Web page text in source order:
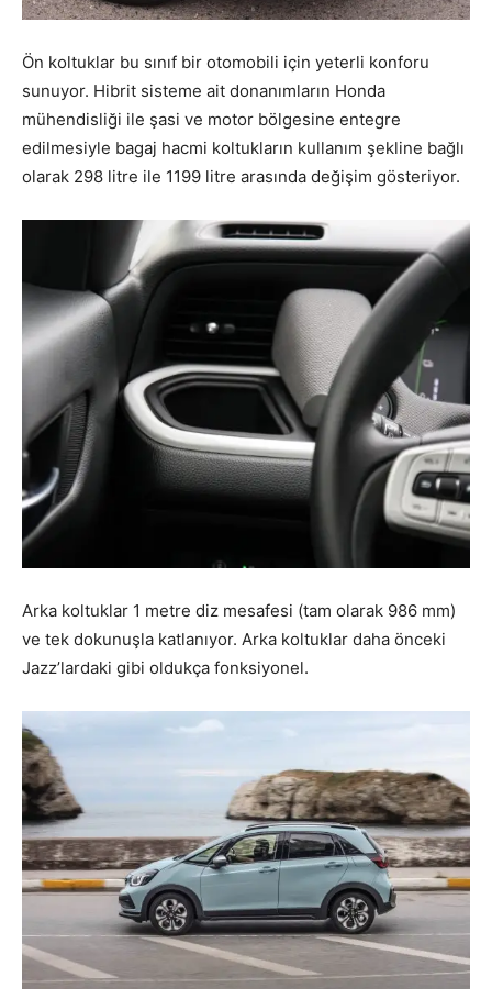
Ön koltuklar bu sınıf bir otomobili için yeterli konforu
sunuyor. Hibrit sisteme ait donanımların Honda
mühendisliği ile şasi ve motor bölgesine entegre
edilmesiyle bagaj hacmi koltukların kullanım şekline bağlı
olarak 298 litre ile 1199 litre arasında değişim gösteriyor.
Arka koltuklar 1 metre diz mesafesi (tam olarak 986 mm)
ve tek dokunuşla katlanıyor. Arka koltuklar daha önceki
Jazz’lardaki gibi oldukça fonksiyonel.